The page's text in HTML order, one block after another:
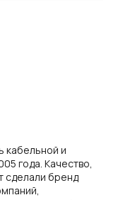
кабельной и
года. Качество,
сделали бренд